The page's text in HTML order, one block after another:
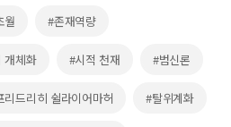
월 #존재역량
개체화 #시적 천재 #범신론
리드리히 쉴라이어마허 #탈위계화